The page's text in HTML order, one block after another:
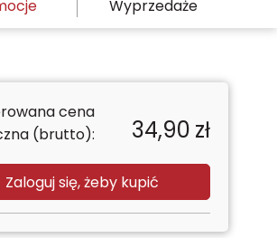
Wyprzedaże
cena
(brutto):
34,90 zł
Zaloguj się, żeby kupić